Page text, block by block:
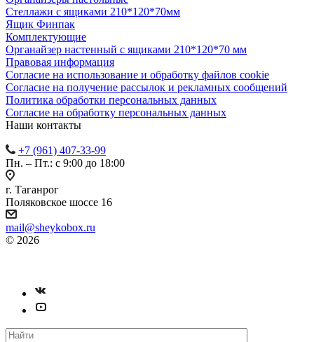
Стеллажи с ящиками 210*120*70мм
Ящик Финпак
Комплектующие
Органайзер настенный с ящиками 210*120*70 мм
Правовая информация
Согласие на использование и обработку файлов cookie
Согласие на получение рассылок и рекламных сообщений
Политика обработки персональных данных
Согласие на обработку персональных данных
Наши контакты
+7 (961) 407-33-99
Пн. – Пт.: с 9:00 до 18:00
г. Таганрог
Поляковское шоссе 16
mail@sheykobox.ru
© 2026